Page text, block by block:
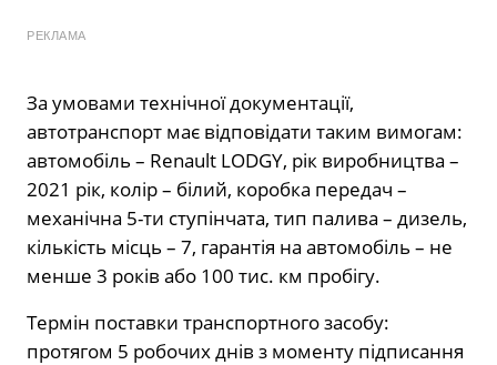
РЕКЛАМА
За умовами технічної документації,
автотранспорт має відповідати таким вимогам:
автомобіль – Renault LODGY, рік виробництва –
2021 рік, колір – білий, коробка передач –
механічна 5-ти ступінчата, тип палива – дизель,
кількість місць – 7, гарантія на автомобіль – не
менше 3 років або 100 тис. км пробігу.
Термін поставки транспортного засобу:
протягом 5 робочих днів з моменту підписання